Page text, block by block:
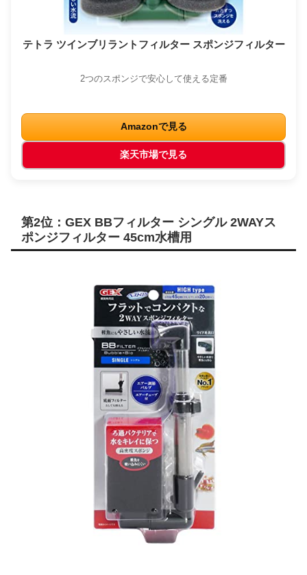
テトラ ツインブリラントフィルター スポンジフィルター
2つのスポンジで安心して使える定番
Amazonで見る
楽天市場で見る
第2位：GEX BBフィルター シングル 2WAYス
ポンジフィルター 45cm水槽用